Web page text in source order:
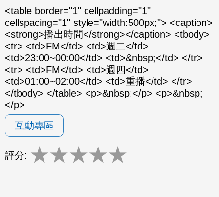
<table border="1" cellpadding="1"
cellspacing="1" style="width:500px;"> <caption>
<strong>播出時間</strong></caption> <tbody>
<tr> <td>FM</td> <td>週二</td>
<td>23:00~00:00</td> <td>&nbsp;</td> </tr>
<tr> <td>FM</td> <td>週四</td>
<td>01:00~02:00</td> <td>重播</td> </tr>
</tbody> </table> <p>&nbsp;</p> <p>&nbsp;
</p>
互動專區
評分: ★★★★★